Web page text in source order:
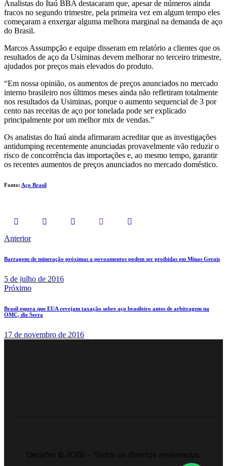
Analistas do Itaú BBA destacaram que, apesar de números ainda
fracos no segundo trimestre, pela primeira vez em algum tempo eles
começaram a enxergar alguma melhora marginal na demanda de aço
do Brasil.
Marcos Assumpção e equipe disseram em relatório a clientes que os
resultados de aço da Usiminas devem melhorar no terceiro trimestre,
ajudados por preços mais elevados do produto.
“Em nossa opinião, os aumentos de preços anunciados no mercado
interno brasileiro nos últimos meses ainda não refletiram totalmente
nos resultados da Usiminas, porque o aumento sequencial de 3 por
cento nas receitas de aço por tonelada pode ser explicado
principalmente por um melhor mix de vendas.”
Os analistas do Itaú ainda afirmaram acreditar que as investigações
antidumping recentemente anunciadas provavelmente vão reduzir o
risco de concorrência das importações e, ao mesmo tempo, garantir
os recentes aumentos de preços anunciados no mercado doméstico.
Fonte: Aço Brasil
Anterior
Barragens de mineração próximas a povoamentos podem ser proibidas em Minas Gerais
5 de julho de 2016
Próximo
Brasil espera que EUA revejam taxação sobre aço brasileiro antes de arbitragem na
OMC, diz Serra
17 de novembro de 2016
Decafer © 2026 – Todos os direitos reservados.